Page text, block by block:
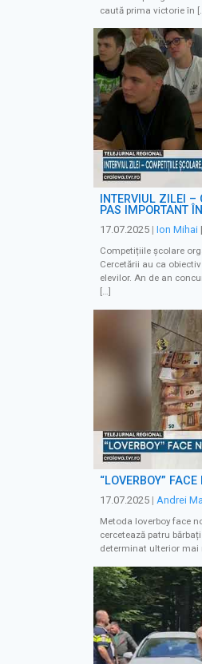
caută prima victorie în
INTERVIUL ZILEI –
PAS IMPORTANT
17.07.2025 | Ion Mihai
Competițiile școlare
Cercetării au ca
elevilor. An de an
[…]
“LOVERBOY”
17.07.2025 | Andrei
Metoda loverboy face
cercetează patru
determinat ulterior mai